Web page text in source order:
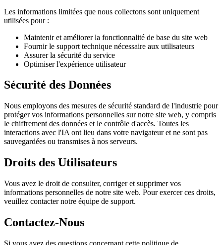
Les informations limitées que nous collectons sont uniquement
utilisées pour :
Maintenir et améliorer la fonctionnalité de base du site web
Fournir le support technique nécessaire aux utilisateurs
Assurer la sécurité du service
Optimiser l'expérience utilisateur
Sécurité des Données
Nous employons des mesures de sécurité standard de l'industrie pour
protéger vos informations personnelles sur notre site web, y compris
le chiffrement des données et le contrôle d'accès. Toutes les
interactions avec l'IA ont lieu dans votre navigateur et ne sont pas
sauvegardées ou transmises à nos serveurs.
Droits des Utilisateurs
Vous avez le droit de consulter, corriger et supprimer vos
informations personnelles de notre site web. Pour exercer ces droits,
veuillez contacter notre équipe de support.
Contactez-Nous
Si vous avez des questions concernant cette politique de